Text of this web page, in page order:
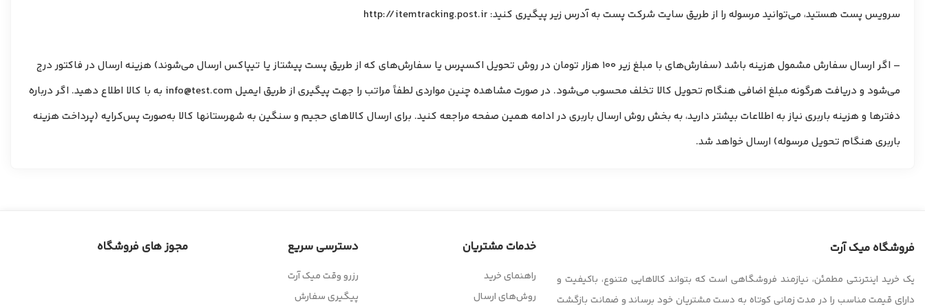
سرویس پست هستید، می‌توانید مرسوله را از طریق سایت شرکت پست به آدرس زیر پیگیری کنید: http://itemtracking.post.ir
– اگر ارسال سفارش مشمول هزینه باشد (سفارش‌های با مبلغ زیر 100 هزار تومان در روش تحویل اکسپرس یا سفارش‌های که از طریق پست پیشتاز یا تیپاکس ارسال می‌شوند) هزینه ارسال در فاکتور درج
می‌شود و دریافت هرگونه مبلغ اضافی هنگام تحویل کالا تخلف محسوب می‌شود. در صورت مشاهده چنین مواردی لطفاً مراتب را جهت پیگیری از طریق ایمیل info@test.com به با کالا اطلاع دهید. اگر درباره
دفترها و هزینه باربری نیاز به اطلاعات بیشتر دارید، به بخش روش ارسال باربری در ادامه همین صفحه مراجعه کنید. برای ارسال کالاهای حجیم و سنگین به شهرستانها کالا به‌صورت پس‌کرایه (پرداخت هزینه
باربری هنگام تحویل مرسوله) ارسال خواهد شد.
فروشگاه میک آرت
یک خرید اینترنتی مطمئن، نیازمند فروشگاهی است که بتواند کالاهایی متنوع، باکیفیت و
دارای قیمت مناسب را در مدت زمانی کوتاه به دست مشتریان خود برساند و ضمانت بازگشت
خدمات مشتریان
راهنمای خرید
روش‌های ارسال
دسترسی سریع
رزرو وقت میک آرت
پیگیری سفارش
مجوز های فروشگاه